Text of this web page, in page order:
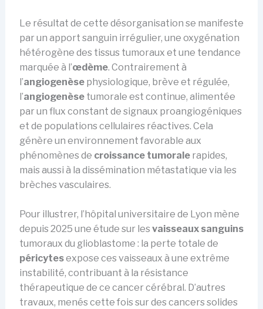
Le résultat de cette désorganisation se manifeste
par un apport sanguin irrégulier, une oxygénation
hétérogène des tissus tumoraux et une tendance
marquée à l’œdème. Contrairement à
l’angiogenèsephysiologique, brève et régulée,
l’angiogenèsetumorale est continue, alimentée
par un flux constant de signaux proangiogéniques
et de populations cellulaires réactives. Cela
génère un environnement favorable aux
phénomènes de croissance tumoralerapides,
mais aussi à la dissémination métastatique via les
brèches vasculaires.
Pour illustrer, l’hôpital universitaire de Lyon mène
depuis 2025 une étude sur les vaisseaux sanguins
tumoraux du glioblastome : la perte totale de
péricytesexpose ces vaisseaux à une extrême
instabilité, contribuant à la résistance
thérapeutique de ce cancer cérébral. D’autres
travaux, menés cette fois sur des cancers solides